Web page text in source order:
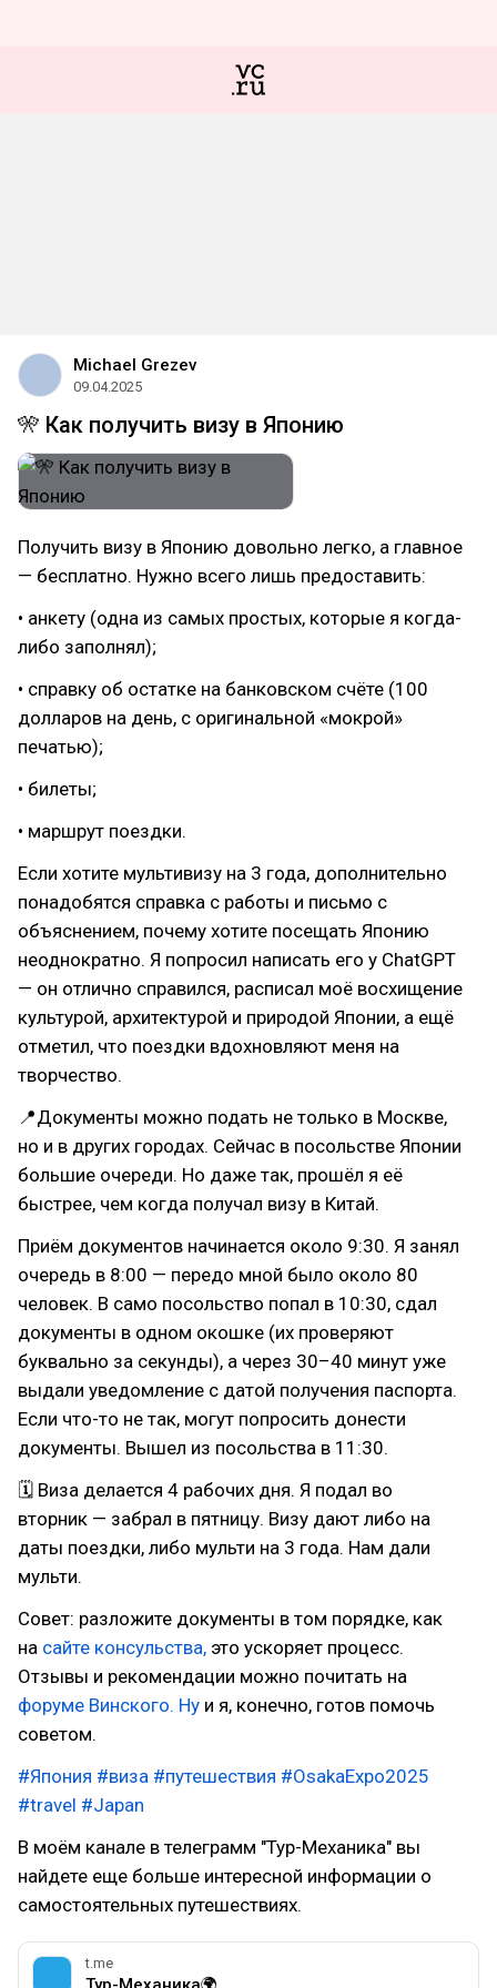
Michael Grezev
09.04.2025
🎌 Как получить визу в Японию
Получить визу в Японию довольно легко, а главное
— бесплатно. Нужно всего лишь предоставить:
• анкету (одна из самых простых, которые я когда-
либо заполнял);
• справку об остатке на банковском счёте (100
долларов на день, с оригинальной «мокрой»
печатью);
• билеты;
• маршрут поездки.
Если хотите мультивизу на 3 года, дополнительно
понадобятся справка с работы и письмо с
объяснением, почему хотите посещать Японию
неоднократно. Я попросил написать его у ChatGPT
— он отлично справился, расписал моё восхищение
культурой, архитектурой и природой Японии, а ещё
отметил, что поездки вдохновляют меня на
творчество.
📍Документы можно подать не только в Москве,
но и в других городах. Сейчас в посольстве Японии
большие очереди. Но даже так, прошёл я её
быстрее, чем когда получал визу в Китай.
Приём документов начинается около 9:30. Я занял
очередь в 8:00 — передо мной было около 80
человек. В само посольство попал в 10:30, сдал
документы в одном окошке (их проверяют
буквально за секунды), а через 30–40 минут уже
выдали уведомление с датой получения паспорта.
Если что-то не так, могут попросить донести
документы. Вышел из посольства в 11:30.
🗓 Виза делается 4 рабочих дня. Я подал во
вторник — забрал в пятницу. Визу дают либо на
даты поездки, либо мульти на 3 года. Нам дали
мульти.
Совет: разложите документы в том порядке, как
на сайте консульства, это ускоряет процесс.
Отзывы и рекомендации можно почитать на
форуме Винского. Ну и я, конечно, готов помочь
советом.
#Япония #виза #путешествия #OsakaExpo2025
#travel #Japan
В моём канале в телеграмм "Тур-Механика" вы
найдете еще больше интересной информации о
самостоятельных путешествиях.
t.me